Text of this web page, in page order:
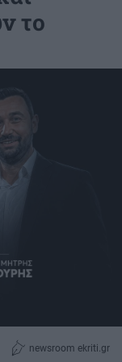
το
newsroom ekriti.gr